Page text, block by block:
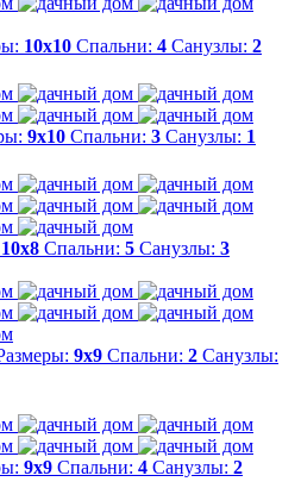
10х10 Спальни: 4 Санузлы: 2
9х10 Спальни: 3 Санузлы: 1
10х8 Спальни: 5 Санузлы: 3
9х9 Спальни: 2 Санузлы:
9х9 Спальни: 4 Санузлы: 2